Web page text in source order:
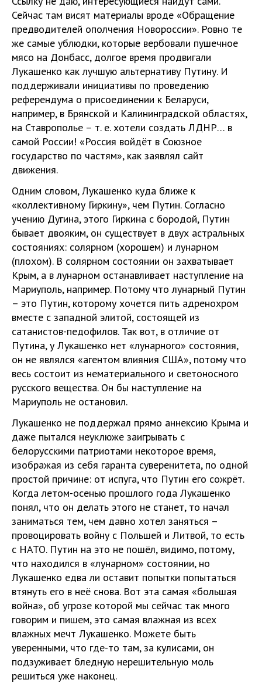
Сейчас там висят материалы вроде «Обращение
предводителей ополчения Новороссии». Ровно те
же самые ублюдки, которые вербовали пушечное
мясо на Донбасс, долгое время продвигали
Лукашенко как лучшую альтернативу Путину. И
поддерживали инициативы по проведению
референдума о присоединении к Беларуси,
например, в Брянской и Калининградской областях,
на Ставрополье – т. е. хотели создать ЛДНР… в
самой России! «Россия войдёт в Союзное
государство по частям», как заявлял сайт
движения.
Одним словом, Лукашенко куда ближе к
«коллективному Гиркину», чем Путин. Согласно
учению Дугина, этого Гиркина с бородой, Путин
бывает двояким, он существует в двух астральных
состояниях: солярном (хорошем) и лунарном
(плохом). В солярном состоянии он захватывает
Крым, а в лунарном останавливает наступление на
Мариуполь, например. Потому что лунарный Путин
– это Путин, которому хочется пить адренохром
вместе с западной элитой, состоящей из
сатанистов-педофилов. Так вот, в отличие от
Путина, у Лукашенко нет «лунарного» состояния,
он не являлся «агентом влияния США», потому что
весь состоит из нематериального и светоносного
русского вещества. Он бы наступление на
Мариуполь не остановил.
Лукашенко не поддержал прямо аннексию Крыма и
даже пытался неуклюже заигрывать с
белорусскими патриотами некоторое время,
изображая из себя гаранта суверенитета, по одной
простой причине: от испуга, что Путин его сожрёт.
Когда летом-осенью прошлого года Лукашенко
понял, что он делать этого не станет, то начал
заниматься тем, чем давно хотел заняться –
провоцировать войну с Польшей и Литвой, то есть
с НАТО. Путин на это не пошёл, видимо, потому,
что находился в «лунарном» состоянии, но
Лукашенко едва ли оставит попытки попытаться
втянуть его в неё снова. Вот эта самая «большая
война», об угрозе которой мы сейчас так много
говорим и пишем, это самая влажная из всех
влажных мечт Лукашенко. Можете быть
уверенными, что где-то там, за кулисами, он
подзуживает бледную нерешительную моль
решиться уже наконец.